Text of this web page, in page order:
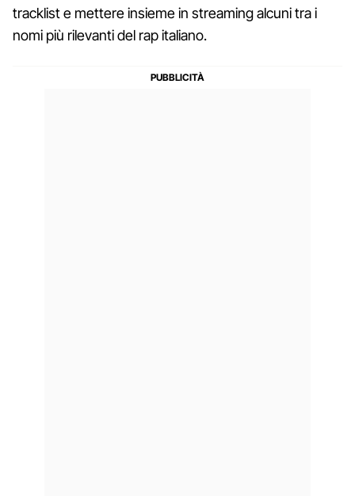
tracklist e mettere insieme in streaming alcuni tra i
nomi più rilevanti del rap italiano.